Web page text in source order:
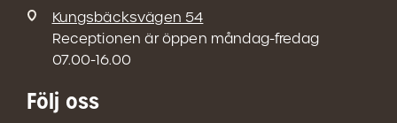
Kungsbäcksvägen 54
Receptionen är öppen måndag-fredag
07.00-16.00
Följ oss